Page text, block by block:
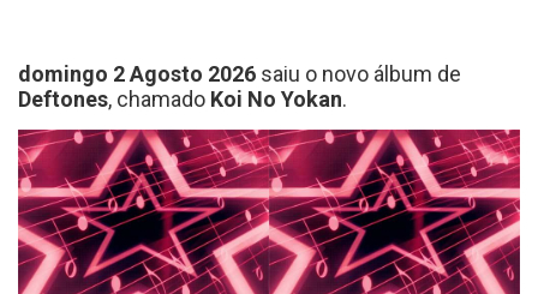
domingo 2 Agosto 2026 saiu o novo álbum de
Deftones, chamado Koi No Yokan.